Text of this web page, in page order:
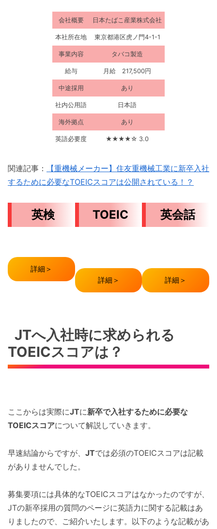
会社概要 日本たばこ産業株式会社
本社所在地 東京都港区⻁ノ⾨4-1-1
事業内容 タバコ製造
給与 月給 217,500円
中途採用 あり
社内公用語 日本語
海外拠点 あり
英語必要度 ★★★★☆ 3.0
関連記事：
【重機械メーカー】住友重機械工業に新卒入社
するために必要なTOEICスコアは公開されている！？
英検
詳細＞
TOEIC
詳細＞
英会話
詳細＞
JTへ入社時に求められる
TOEICスコアは？
ここからは実際にJTに新卒で入社するために必要な
TOEICスコアについて解説していきます。
早速結論からですが、 JTでは必須のTOEICスコアは記載
がありませんでした。
募集要項には具体的なTOEICスコアはなかったのですが、
JTの新卒採用の質問のページに英語力に関する記載はあ
りましたので、ご紹介いたします。以下のような記載があ